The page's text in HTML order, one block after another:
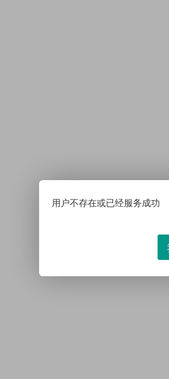
用户不存在或已经服务成功